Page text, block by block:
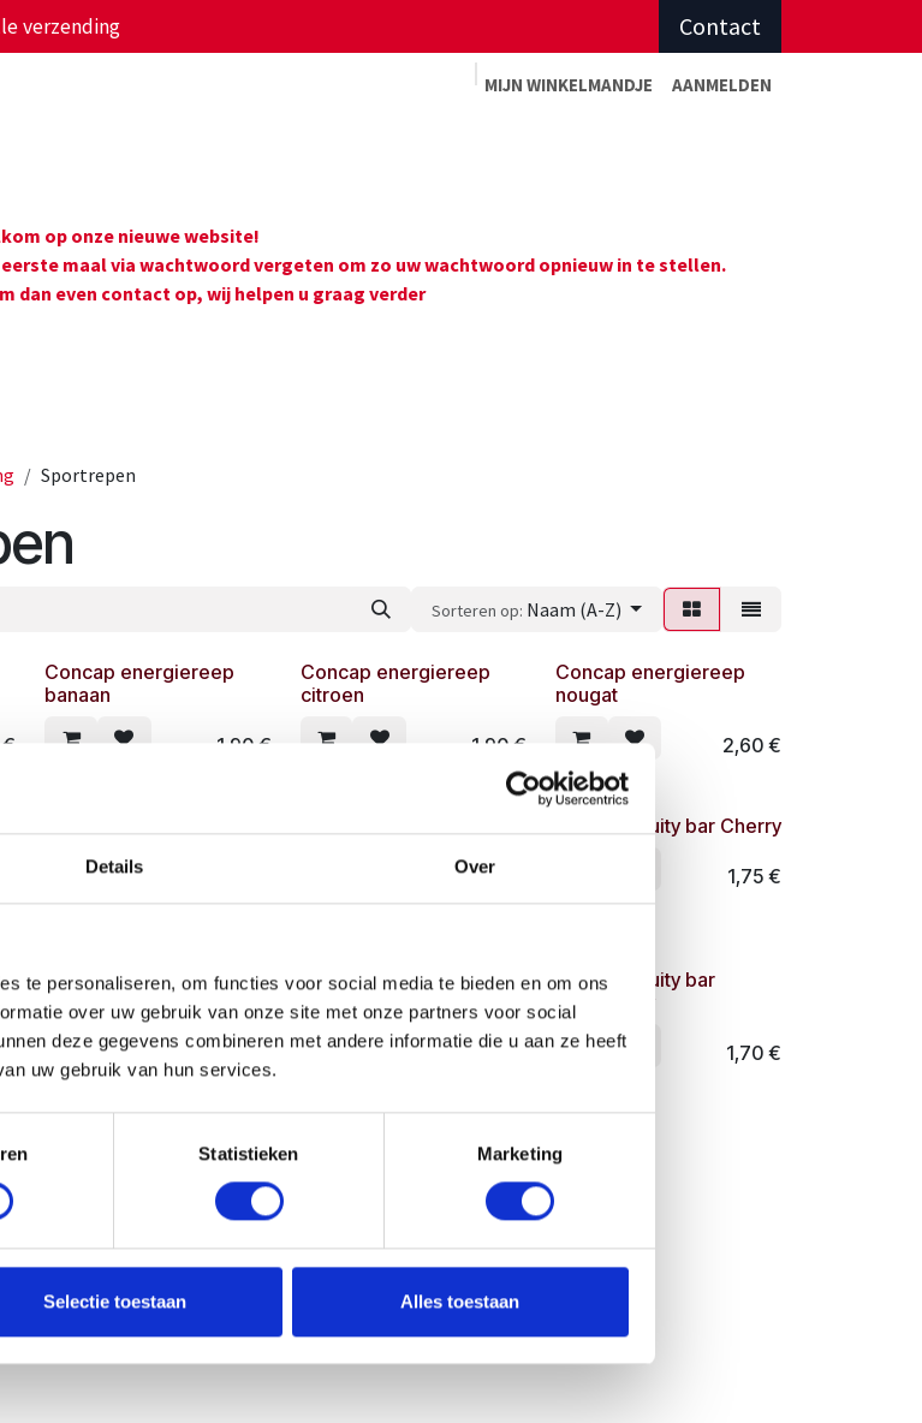
Details Over
te personaliseren, om functies voor social media te bieden en om ons
over uw gebruik van onze site met onze partners voor social
deze gegevens combineren met andere informatie die u aan ze heeft
uw gebruik van hun services.
Statistieken Marketing
Selectie toestaan Alles toestaan
verzending Contact
MIJN WINKELMANDJE AANMELDEN
op onze nieuwe website!
maal via wachtwoord vergeten om zo uw wachtwoord opnieuw in te stellen.
dan even contact op, wij helpen u graag verder
Sportrepen
Sorteren op: Naam (A-Z)
€
Concap energiereep
banaan
1,90€
Concap energiereep
citroen
1,90€
Concap energiereep
nougat
2,60 €
1,90€ 1,75€
Concap Fruity bar Cherry
1,75 €
Concap Fruity bar Kiwi
1,75
Concap Fruity bar
Lemon
1,70 €
Concap Fruity bar
Strawberry
1,70 €
€
bar double chocolate